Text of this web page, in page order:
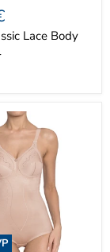
Lace Body